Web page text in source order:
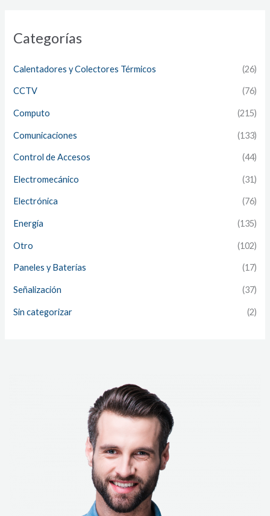
Categorías
Calentadores y Colectores Térmicos (26)
CCTV (76)
Computo (215)
Comunicaciones (133)
Control de Accesos (44)
Electromecánico (31)
Electrónica (76)
Energía (135)
Otro (102)
Paneles y Baterías (17)
Señalización (37)
Sin categorizar (2)